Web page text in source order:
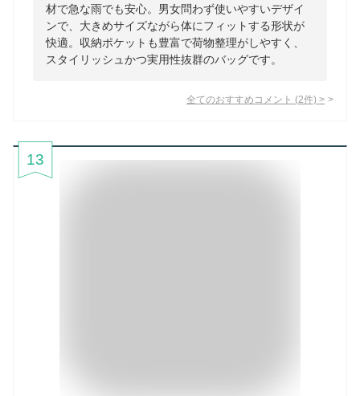
材で急な雨でも安心。男女問わず使いやすいデザイ
ンで、大きめサイズながら体にフィットする形状が
快適。収納ポケットも豊富で荷物整理がしやすく、
スタイリッシュかつ実用性抜群のバッグです。
全てのおすすめコメント (2件) >
13